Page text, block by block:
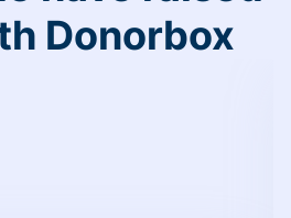
Donorbox